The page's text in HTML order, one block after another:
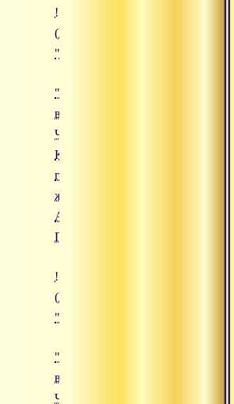
!["Сукшма-вьяяма. Часть 3.
(https://www.advayta.org/upload/
""Сукшма-вьяяма. Часть 3.
"Сукшма-
вьяяма.
Часть 3.
Кисти,
грудь,
живот",
Адимата
Гири
!["Сукшма-вьяяма. Часть 2.
(https://www.advayta.org/upload/
""Сукшма-вьяяма. Часть 2.
"Сукшма-
вьяяма.
Часть 2.